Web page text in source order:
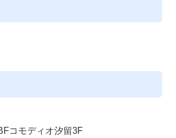
コモディオ汐留3F